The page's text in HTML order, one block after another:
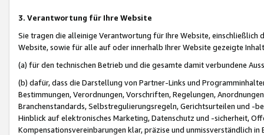
3. Verantwortung für Ihre Website
Sie tragen die alleinige Verantwortung für Ihre Website,
Website, sowie für alle auf oder innerhalb Ihrer Website gezeigte
(a) für den technischen Betrieb und die gesamte damit verbundene
(b) dafür, dass die Darstellung von Partner-Links und
Bestimmungen, Verordnungen, Vorschriften, Regelungen,
Branchenstandards, Selbstregulierungsregeln, Gerichtsurteilen und -
Hinblick auf elektronisches Marketing, Datenschutz und -sicherheit,
Kompensationsvereinbarungen klar, präzise und unmissverständlich